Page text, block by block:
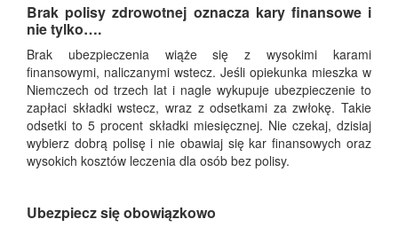
Brak polisy zdrowotnej oznacza kary finansowe i
nie tylko….
Brak ubezpieczenia wiąże się z wysokimi karami
finansowymi, naliczanymi wstecz. Jeśli opiekunka mieszka w
Niemczech od trzech lat i nagle wykupuje ubezpieczenie to
zapłaci składki wstecz, wraz z odsetkami za zwłokę. Takie
odsetki to 5 procent składki miesięcznej. Nie czekaj, dzisiaj
wybierz dobrą polisę i nie obawiaj się kar finansowych oraz
wysokich kosztów leczenia dla osób bez polisy.
Ubezpiecz się obowiązkowo